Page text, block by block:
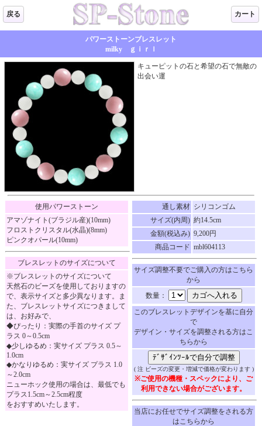
戻る カート
パワーストーンブレスレット
milky ｇｉｒｌ
キューピットの石と希望の石で無敵の
出会い運
使用パワーストーン
アマゾナイト(ブラジル産)(10mm)
フロストクリスタル(水晶)(8mm)
ピンクオパール(10mm)
ブレスレットのサイズについて
※ブレスレットのサイズについて
天然石のビーズを使用しておりますの
で、表示サイズと多少異なります。ま
た、ブレスレットサイズにつきまして
は、お好みで、
◆ぴったり：実際の手首のサイズ プ
ラス 0～0.5cm
◆少しゆるめ：実サイズ プラス 0.5～
1.0cm
◆かなりゆるめ：実サイズ プラス 1.0
～2.0cm
ニューホック使用の場合は、最低でも
プラス1.5cm～2.5cm程度
をおすすめいたします。
通し素材 シリコンゴム
サイズ(内周) 約14.5cm
金額(税込み) 9,200円
商品コード mbl604113
サイズ調整不要でご購入の方はこちら
から
数量：
このブレスレットデザインを基に自分
で
デザイン・サイズを調整される方はこ
ちらから
( 注 ビーズの変更・増減で価格が変わります )
※ご使用の機種・スペックにより、ご
利用できない場合がございます。
当店にお任せでサイズ調整をされる方
はこちらから